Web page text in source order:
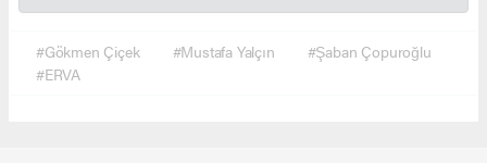
#Gökmen Çiçek #Mustafa Yalçın
#Şaban Çopuroğlu
#ERVA